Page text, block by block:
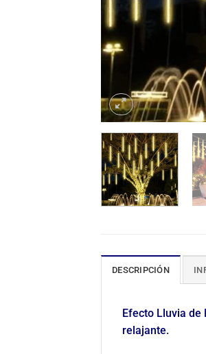
DESCRIPCIÓN
Efecto Lluvia de
relajante.